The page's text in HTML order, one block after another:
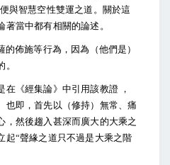
與智慧空性雙運之道。關於這
當中都有相關的論述。
佈施等行為，因為（他們是）
《經集論》中引用該教證 ，
也即，首先以（修持）無常、痛
，然後趨入甚深而廣大的大乘之
起“聲緣之道只不過是大乘之階